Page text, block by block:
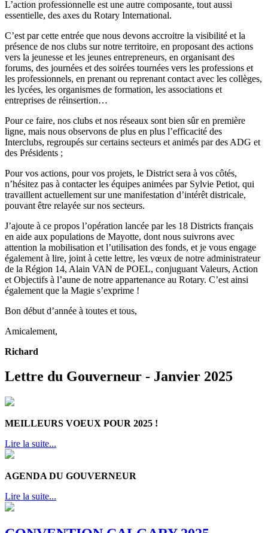
L’action professionnelle est une autre composante, tout aussi
essentielle, des axes du Rotary International.
C’est par cette entrée que nous devons accroitre la visibilité et la
présence de nos clubs sur notre territoire, en proposant des actions
vers la jeunesse et les jeunes entrepreneurs, en organisant des
forums, des journées et des soirées tournées vers les professions et
les professionnels, en prenant ou reprenant contact avec les collèges,
les lycées, les organismes de formation, les associations et
entreprises de réinsertion…
Pour ce faire, nos clubs et nos réseaux sont bien sûr en première
ligne, mais nous observons de plus en plus l’efficacité des
Interclubs, regroupés sur certains secteurs et animés par des ADG et
des Présidents ;
Pour vos actions, pour vos projets, le District sera à vos côtés,
n’hésitez pas à contacter les équipes animées par Sylvie Petiot, qui
travaillent actuellement sur une manifestation d’intérêt districale,
pouvant être relayée sur nos secteurs.
J’ajoute à ce propos l’opération lancée par les 18 Districts français
en aide aux populations de Mayotte, dont nous suivrons avec
attention la mobilisation et l’utilisation des fonds, et je vous engage
également à lire, joint à cette lettre, les vœux de notre administrateur
de la Région 14, Alain VAN de POEL, conjuguant Valeurs, Action
et Objectifs à l’aune de notre appartenance au Rotary. C’est ainsi
également que la Magie s’exprime !
Bon début d’année à toutes et tous,
Amicalement,
Richard
Lettre du Gouverneur - Janvier 2025
MEILLEURS VOEUX POUR 2025 !
Lire la suite...
AGENDA DU GOUVERNEUR
Lire la suite...